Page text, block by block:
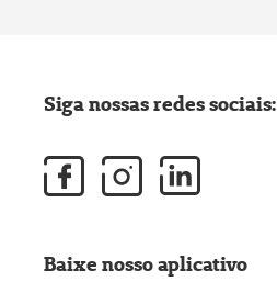
Siga nossas redes sociais:
Baixe nosso aplicativo